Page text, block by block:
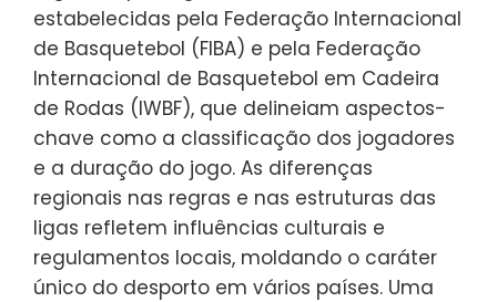
estabelecidas pela Federação Internacional
de Basquetebol (FIBA) e pela Federação
Internacional de Basquetebol em Cadeira
de Rodas (IWBF), que delineiam aspectos-
chave como a classificação dos jogadores
e a duração do jogo. As diferenças
regionais nas regras e nas estruturas das
ligas refletem influências culturais e
regulamentos locais, moldando o caráter
único do desporto em vários países. Uma